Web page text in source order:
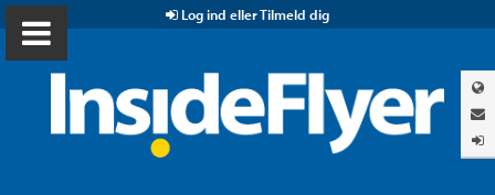
Log ind eller Tilmeld dig